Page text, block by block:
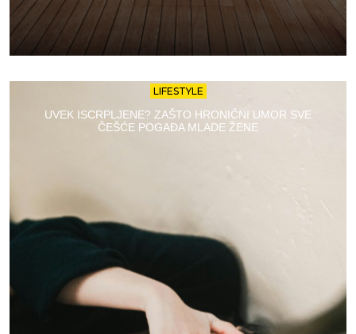
LIFESTYLE
UVEK ISCRPLJENE? ZAŠTO HRONIČNI UMOR SVE
ČEŠĆE POGAĐA MLADE ŽENE